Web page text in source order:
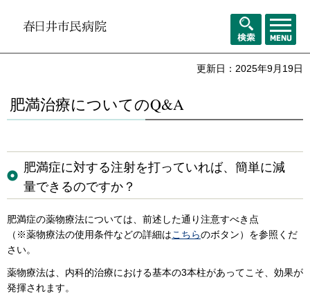
検索
メニュ
ー
更新日：2025年9月19日
肥満治療についてのQ&A
肥満症に対する注射を打っていれば、簡単に減
量できるのですか？
肥満症の薬物療法については、前述した通り注意すべき点
（※薬物療法の使用条件などの詳細はこちらのボタン）を参照くだ
さい。
薬物療法は、内科的治療における基本の3本柱があってこそ、効果が
発揮されます。